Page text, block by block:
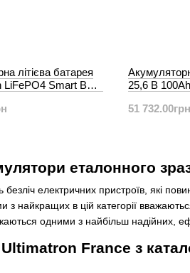
еталонного
безліч електричних пристроїв, які
з найкращих в цій категорії
одними з найбільш надійних,
France з
літієва батарея
Smart BMS
25,6 В
51 732.00грн